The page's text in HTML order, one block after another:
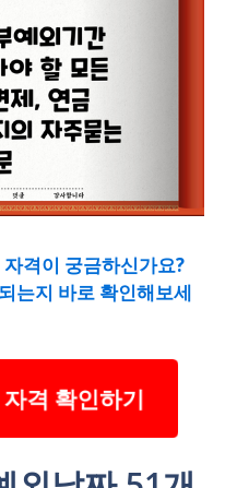
격이 궁금하신가요?
는지 바로 확인해보세
격 확인하기